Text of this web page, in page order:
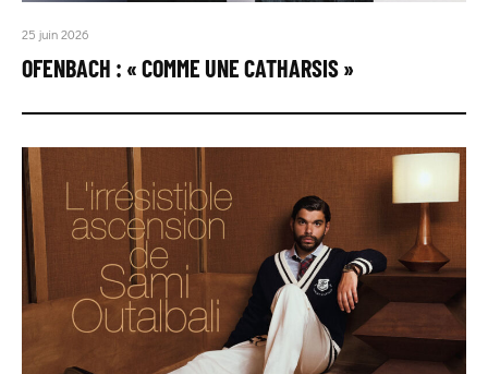
25 juin 2026
OFENBACH : « COMME UNE CATHARSIS »